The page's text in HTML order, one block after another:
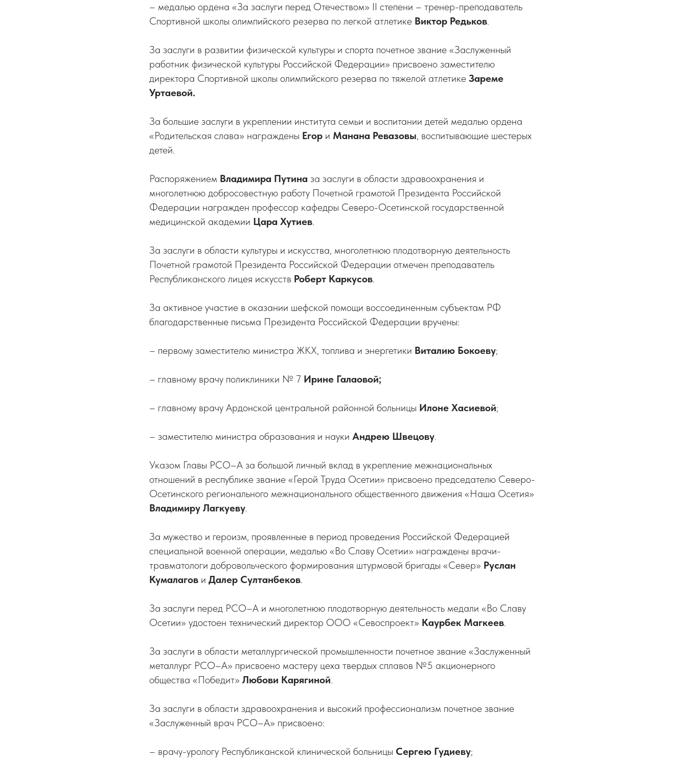
– медалью ордена «За заслуги перед Отечеством» II степени – тренер-преподаватель
Спортивной школы олимпийского резерва по легкой атлетике Виктор Редьков.
За заслуги в развитии физической культуры и спорта почетное звание «Заслуженный
работник физической культуры Российской Федерации» присвоено заместителю
директора Спортивной школы олимпийского резерва по тяжелой атлетике Зареме
Уртаевой.
За большие заслуги в укреплении института семьи и воспитании детей медалью ордена
«Родительская слава» награждены Егор и Манана Ревазовы, воспитывающие шестерых
детей.
Распоряжением Владимира Путина за заслуги в области здравоохранения и
многолетнюю добросовестную работу Почетной грамотой Президента Российской
Федерации награжден профессор кафедры Северо-Осетинской государственной
медицинской академии Цара Хутиев.
За заслуги в области культуры и искусства, многолетнюю плодотворную деятельность
Почетной грамотой Президента Российской Федерации отмечен преподаватель
Республиканского лицея искусств Роберт Каркусов.
За активное участие в оказании шефской помощи воссоединенным субъектам РФ
благодарственные письма Президента Российской Федерации вручены:
– первому заместителю министра ЖКХ, топлива и энергетики Виталию Бокоеву;
– главному врачу поликлиники № 7 Ирине Галаовой;
– главному врачу Ардонской центральной районной больницы Илоне Хасиевой;
– заместителю министра образования и науки Андрею Швецову.
Указом Главы РСО–А за большой личный вклад в укрепление межнациональных
отношений в республике звание «Герой Труда Осетии» присвоено председателю Северо-
Осетинского регионального межнационального общественного движения «Наша Осетия»
Владимиру Лагкуеву.
За мужество и героизм, проявленные в период проведения Российской Федерацией
специальной военной операции, медалью «Во Славу Осетии» награждены врачи-
травматологи добровольческого формирования штурмовой бригады «Север» Руслан
Кумалагов и Далер Султанбеков.
За заслуги перед РСО–А и многолетнюю плодотворную деятельность медали «Во Славу
Осетии» удостоен технический директор ООО «Севоспроект» Каурбек Магкеев.
За заслуги в области металлургической промышленности почетное звание «Заслуженный
металлург РСО–А» присвоено мастеру цеха твердых сплавов №5 акционерного
общества «Победит» Любови Карягиной.
За заслуги в области здравоохранения и высокий профессионализм почетное звание
«Заслуженный врач РСО–А» присвоено:
– врачу-урологу Республиканской клинической больницы Сергею Гудиеву;